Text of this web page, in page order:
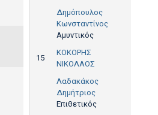
Δημόπουλος
Κωνσταντίνος
Αμυντικός
15
ΚΟΚΟΡΗΣ
ΝΙΚΟΛΑΟΣ
Λαδακάκος
Δημήτριος
Επιθετικός